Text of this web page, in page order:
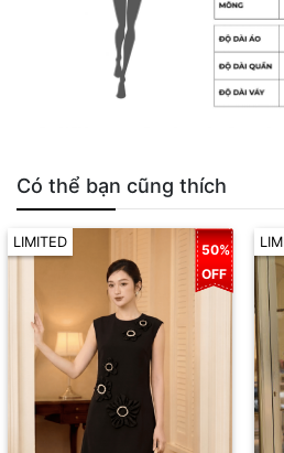
Có thể bạn cũng thích
LIMITED
50%
OFF